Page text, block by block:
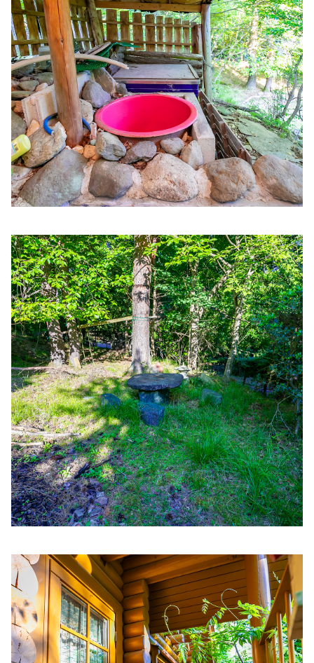
板垣歯科クリニック
住所:兵庫県姫路市余部区上余部２２８−４ マップで見る
AGAスキンクリニック姫路院
住所:兵庫県姫路市駅前町２３２ しらさぎ駅前ビル 5F マッ
プで見る
村上歯科
住所:兵庫県姫路市南今宿５−６ マップで見る
東ひめじ腎泌尿器科クリニック
住所:兵庫県姫路市日出町３丁目３８−１ マップで見る